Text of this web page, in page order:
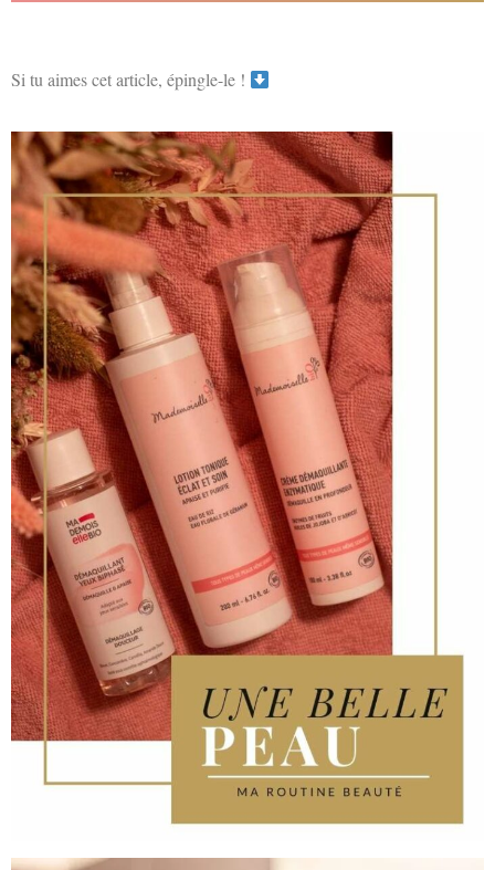
Si tu aimes cet article, épingle-le !